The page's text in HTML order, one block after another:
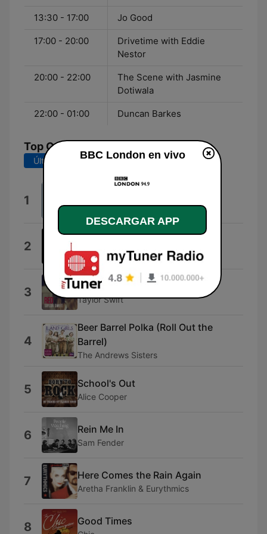
13:30 - 17:00 Jo Good
17:00 - 20:00
Drivetime with Eddie
Nestor
20:00 - 22:00
The Scene with Jasmine
Dotiwala
22:00 - 01:00 Duncan Barkes
Top Canciones
Últimos 7 días Últimos 30 días
1 Kylie Minogue
2 David Guetta & Snoop Dogg
3 I Knew You Were Trouble.
Taylor Swift
4
Beer Barrel Polka (Roll Out the
Barrel)
The Andrews Sisters
5 School's Out
Alice Cooper
6 Rein Me In
Sam Fender
7 Here Comes the Rain Again
Aretha Franklin & Eurythmics
8 Good Times
BBC London en vivo
DESCARGAR APP